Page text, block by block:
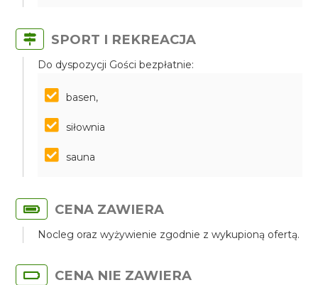
SPORT I REKREACJA
Do dyspozycji Gości bezpłatnie:
basen,
siłownia
sauna
CENA ZAWIERA
Nocleg oraz wyżywienie zgodnie z wykupioną ofertą.
CENA NIE ZAWIERA